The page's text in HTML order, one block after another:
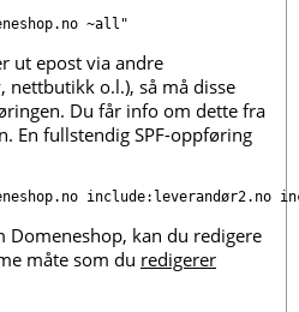
~all"
ut epost via andre
nettbutikk o.l.), så må disse
Du får info om dette fra
En fullstendig SPF-oppføring
include:leverandør2.no
Domeneshop, kan du redigere
måte som du redigerer